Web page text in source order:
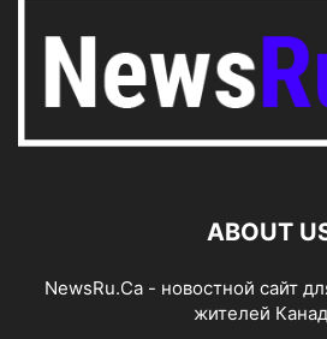
ABOUT
NewsRu.Ca - новостной сайт
жителей